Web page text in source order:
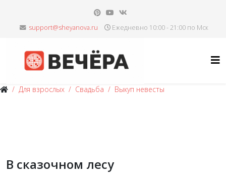
Ежедневно 10:00 - 21:00 по Мск
Для взрослых Свадьба Выкуп невесты
В сказочном лесу